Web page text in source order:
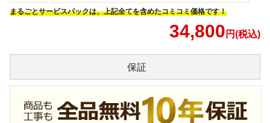
まるごとサービスパックは、上記全てを含めたコミコミ価格です！
34,800 円(税込)
保証